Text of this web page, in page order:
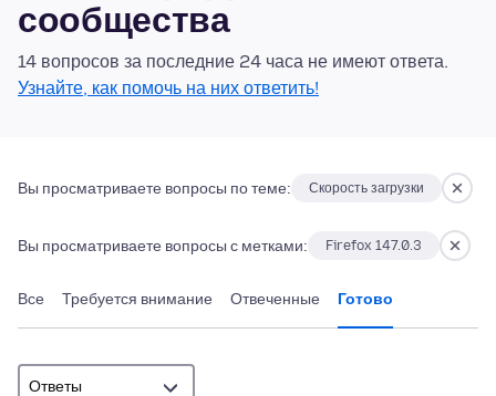
сообщества
14 вопросов за последние 24 часа не имеют ответа.
Узнайте, как помочь на них ответить!
Вы просматриваете вопросы по теме: Скорость загрузки
Вы просматриваете вопросы с метками: Firefox 147.0.3
Все Требуется внимание Отвеченные Готово